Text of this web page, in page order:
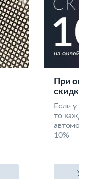
При
скидка
Если у
то
10%.